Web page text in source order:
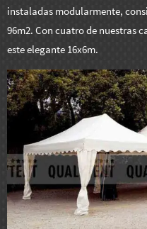
instaladas modularmente,
96m2. Con cuatro de nuestras
este elegante 16x6m.